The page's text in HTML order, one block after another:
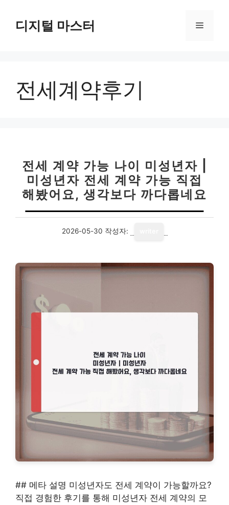
디지털 마스터 메
전세계약후기
전세 계약 가능 나이 미성년자 |
미성년자 전세 계약 가능 직접
해봤어요, 생각보다 까다롭네요
2026-05-30 작성자:
## 메타 설명 미성년자도 전세 계약이 가능할까요?
직접 경험한 후기를 통해 미성년자 전세 계약의 모